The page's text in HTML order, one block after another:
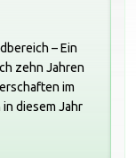
– Ein
zehn Jahren
im
diesem Jahr